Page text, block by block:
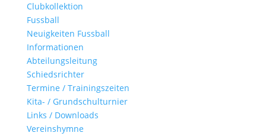
Clubkollektion
Fussball
Neuigkeiten Fussball
Informationen
Abteilungsleitung
Schiedsrichter
Termine / Trainingszeiten
Kita- / Grundschulturnier
Links / Downloads
Vereinshymne